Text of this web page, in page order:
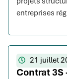
entreprises
21 juillet
Contrat